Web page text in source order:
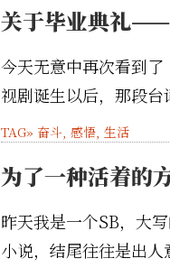
关于毕业典礼
今天无意中再次看到
视剧诞生以后，那段
TAG» 奋斗, 感悟, 生活
为了一种活着的
昨天我是一个SB，大
小说，结尾往往是出